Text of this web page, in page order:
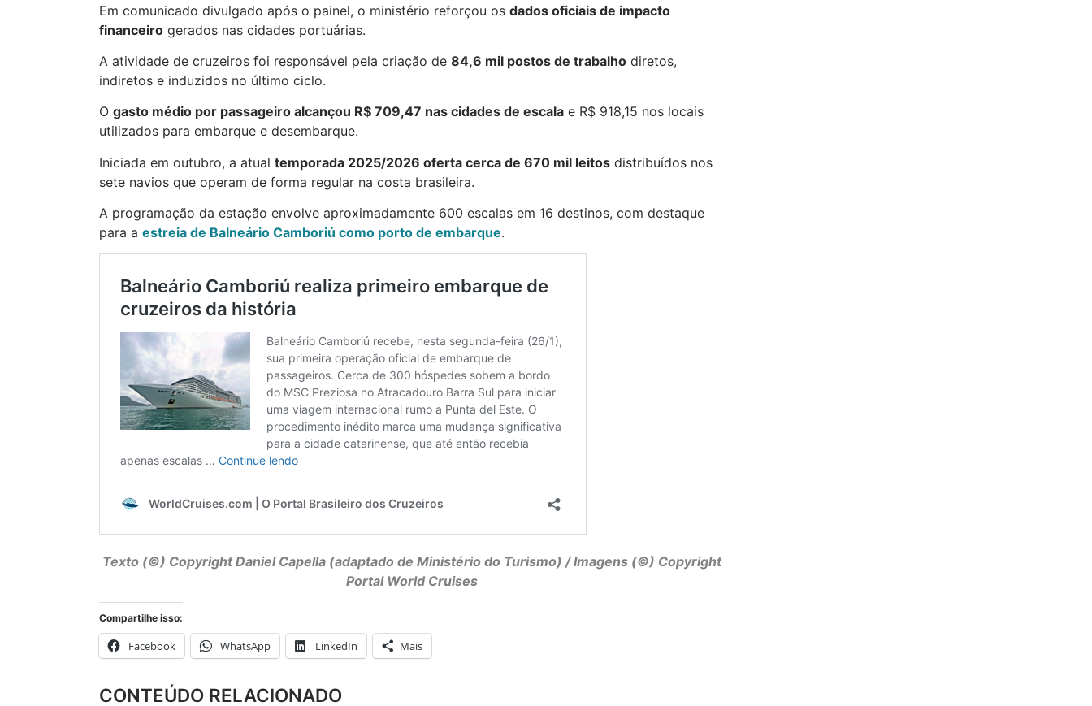
Em comunicado divulgado após o painel, o ministério reforçou os dados oficiais de impacto
financeiro gerados nas cidades portuárias.
A atividade de cruzeiros foi responsável pela criação de 84,6 mil postos de trabalho diretos,
indiretos e induzidos no último ciclo.
O gasto médio por passageiro alcançou R$ 709,47 nas cidades de escala e R$ 918,15 nos locais
utilizados para embarque e desembarque.
Iniciada em outubro, a atual temporada 2025/2026 oferta cerca de 670 mil leitos distribuídos nos
sete navios que operam de forma regular na costa brasileira.
A programação da estação envolve aproximadamente 600 escalas em 16 destinos, com destaque
para a estreia de Balneário Camboriú como porto de embarque.
Texto (©) CopyrightDaniel Capella (adaptado de Ministério do Turismo) / Imagens (©) Copyright
Portal World Cruises
Compartilhe isso:
Facebook WhatsApp LinkedIn Mais
CONTEÚDO RELACIONADO